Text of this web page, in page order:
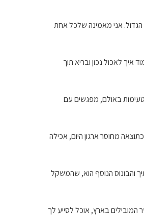
הגדול. אני מאמינה שלכל אחת
לאכול נכון ובריא תוך
טעימות באולם, מפגשים עם
מחוסר ארגון היום, אכילה
והבונוס הנוסף הוא, שהמשקל
בארץ, אוכל לסייע לך